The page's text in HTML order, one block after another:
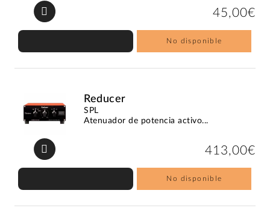
45,00€
No disponible
Reducer
SPL
Atenuador de potencia activo...
413,00€
No disponible